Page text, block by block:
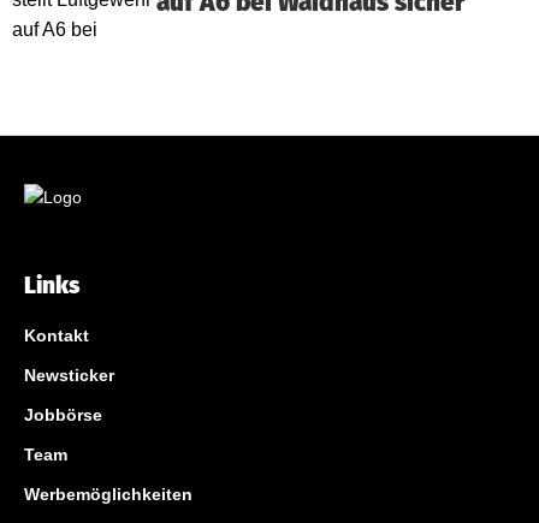
Links
Kontakt
Newsticker
Jobbörse
Team
Werbemöglichkeiten